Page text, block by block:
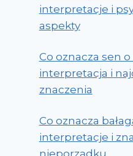
interpretacje i
aspekty
Co oznacza sen
interpretacja i
znaczenia
Co oznacza
interpretacje i